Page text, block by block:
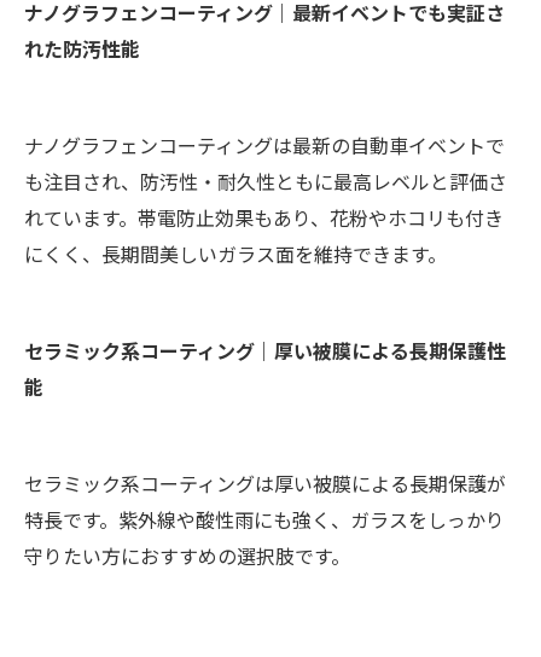
ナノグラフェンコーティング｜最新イベントでも実証さ
れた防汚性能
ナノグラフェンコーティングは最新の自動車イベントで
も注目され、防汚性・耐久性ともに最高レベルと評価さ
れています。帯電防止効果もあり、花粉やホコリも付き
にくく、長期間美しいガラス面を維持できます。
セラミック系コーティング｜厚い被膜による長期保護性
能
セラミック系コーティングは厚い被膜による長期保護が
特長です。紫外線や酸性雨にも強く、ガラスをしっかり
守りたい方におすすめの選択肢です。